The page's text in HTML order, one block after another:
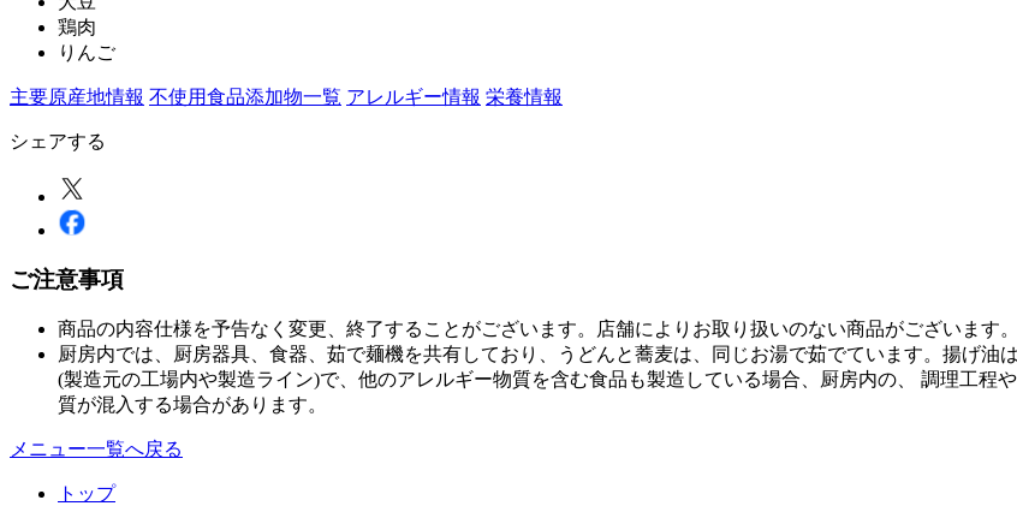
鶏肉
りんご
主要原産地情報 不使用食品添加物一覧 アレルギー情報 栄養情報
シェアする
ご注意事項
商品の内容仕様を予告なく変更、終了することがございます。店舗によりお取り扱いのない商品がございます。
厨房内では、厨房器具、食器、茹で麺機を共有しており、うどんと蕎麦は、同じお湯で茹でています。揚げ
(製造元の工場内や製造ライン)で、他のアレルギー物質を含む食品も製造している場合、厨房内の、 調理工程
質が混入する場合があります。
メニュー一覧へ戻る
トップ